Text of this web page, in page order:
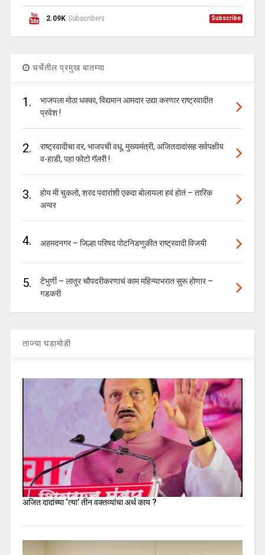
2.09K Subscribers Subscribe
चर्चेतील प्रमुख बातम्या
1.
भाजपला मोठा धक्का, विद्यमान आमदार उद्या करणार राष्ट्रवादीत
प्रवेश !
2.
राष्ट्रवादीचा वर, भाजपची वधू, मुख्यमंत्री, अजितदादांसह सर्वपक्षीय
व-हाडी, पहा फोटो गॅलरी !
3.
होय मी चुकलो, शरद पवारांशी एकदा बोलायला हवं होतं – तारिक
अन्वर
4. अहमदनगर – जिल्हा परिषद पोटनिडणुकीत राष्ट्रवादी विजयी
5.
टेंभुर्णी – लातूर चौपदरीकरणाचं काम महिन्याभरात सुरू होणार –
गडकरी
ताज्या घडामोडी
अजित दादांच्या ‘त्या’ तीन वक्तव्यांचा अर्थ काय ?